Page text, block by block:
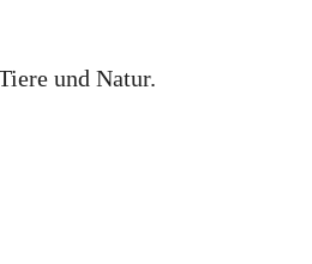
und Natur.